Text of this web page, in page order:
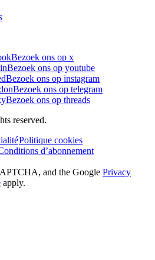
Bezoek ons op x
Bezoek ons op youtube
Bezoek ons op instagram
Bezoek ons op telegram
Bezoek ons op threads
reserved.
Politique cookies
d’abonnement
and the Google Privacy
apply.